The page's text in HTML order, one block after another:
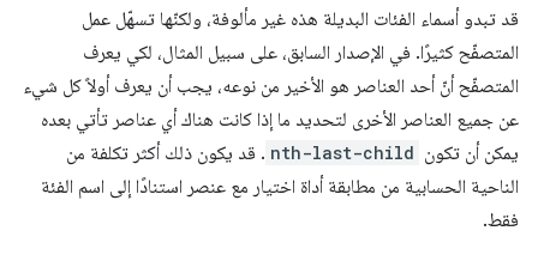
قد تبدو أسماء الفئات البديلة هذه غير مألوفة، ولكنّها تسهّل عمل
المتصفّح كثيرًا. في الإصدار السابق، على سبيل المثال، لكي يعرف
المتصفّح أنّ أحد العناصر هو الأخير من نوعه، يجب أن يعرف أولاً كل شيء
عن جميع العناصر الأخرى لتحديد ما إذا كانت هناك أي عناصر تأتي بعده
يمكن أن تكون nth-last-child . قد يكون ذلك أكثر تكلفة من
الناحية الحسابية من مطابقة أداة اختيار مع عنصر استنادًا إلى اسم الفئة
فقط.